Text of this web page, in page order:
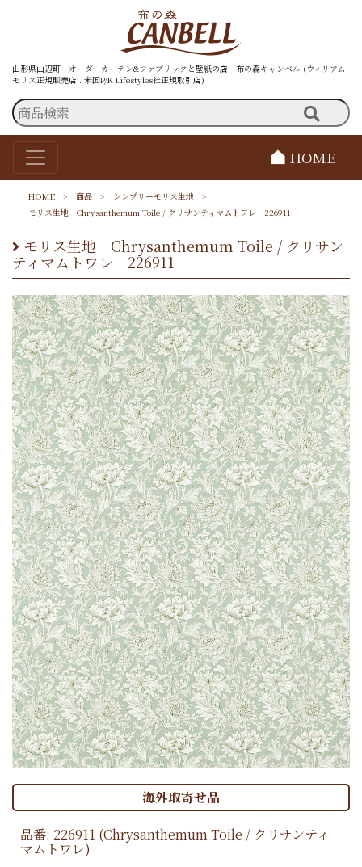
山形県山辺町 オーダーカーテン&ファブリックと壁紙の店 布の森キャンベル (ウィリアム
モリス正規販売店 . 米国P/K Lifestyles社正規取引店)
HOME
HOME > 商品 > シンプリーモリス生地
>
モリス生地 Chrysanthemum Toile / クリサンティマムトワレ 226911
モリス生地 Chrysanthemum Toile / クリサン
ティマムトワレ 226911
海外取寄せ品
品番: 226911 (Chrysanthemum Toile / クリサンティ
マムトワレ)